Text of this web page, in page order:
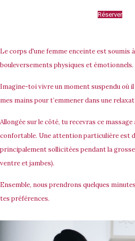
Réserver
Le corps d'une femme enceinte est soumis
bouleversements physiques et émotionnels.
Imagine-toi vivre un moment suspendu où il
mes mains pour t’emmener dans une
Allongée sur le côté, tu recevras ce massage
confortable. Une attention particulière est
principalement sollicitées pendant la
ventre et jambes).
Ensemble, nous prendrons quelques
tes préférences.